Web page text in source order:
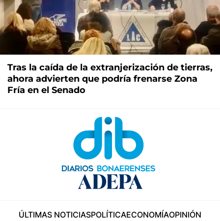
Tras la caída de la extranjerización de tierras,
ahora advierten que podría frenarse Zona
Fría en el Senado
ÚLTIMAS NOTICIASPOLÍTICAECONOMÍAOPINIÓN